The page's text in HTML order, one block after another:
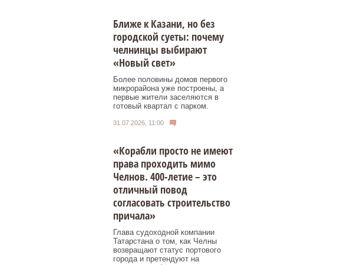
Ближе к Казани, но без
городской суеты: почему
челнинцы выбирают
«Новый свет»
Более половины домов первого
микрорайона уже построены, а
первые жители заселяются в
готовый квартал с парком.
31.07.2026, 11:00
«Корабли просто не имеют
права проходить мимо
Челнов. 400-летие – это
отличный повод
согласовать строительство
причала»
Глава судоходной компании
Татарстана о том, как Челны
возвращают статус портового
города и претендуют на